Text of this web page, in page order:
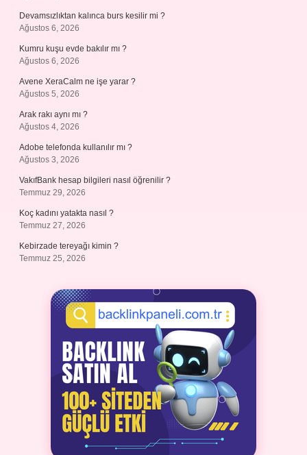
Devamsızlıktan kalınca burs kesilir mi ?
Ağustos 6, 2026
Kumru kuşu evde bakılır mı ?
Ağustos 6, 2026
Avene XeraCalm ne işe yarar ?
Ağustos 5, 2026
Arak rakı aynı mı ?
Ağustos 4, 2026
Adobe telefonda kullanılır mı ?
Ağustos 3, 2026
VakıfBank hesap bilgileri nasıl öğrenilir ?
Temmuz 29, 2026
Koç kadını yatakta nasıl ?
Temmuz 27, 2026
Kebirzade tereyağı kimin ?
Temmuz 25, 2026